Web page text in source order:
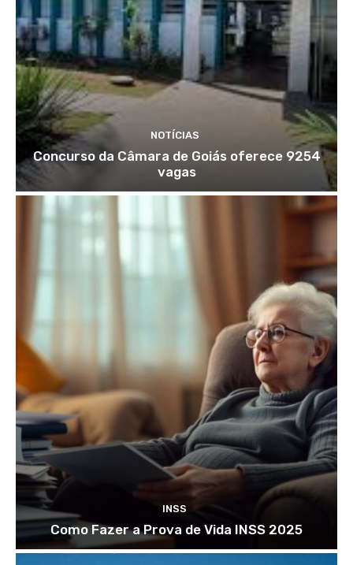
NOTÍCIAS
Concurso da Câmara de Goiás oferece 9254
vagas
INSS
Como Fazer a Prova de Vida INSS 2025